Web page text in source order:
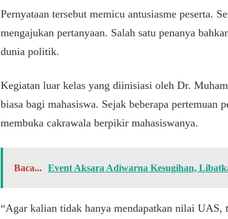
​Pernyataan tersebut memicu antusiasme peserta.
mengajukan pertanyaan. Salah satu penanya
dunia politik.
​Kegiatan luar kelas yang diinisiasi oleh Dr.
biasa bagi mahasiswa. Sejak beberapa
membuka cakrawala berpikir mahasiswanya.
Baca... Event Aksara Adiwarna Kesugihan,
​“Agar kalian tidak hanya mendapatkan nilai UAS,